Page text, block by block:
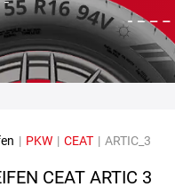
| PKW | CEAT | ARTIC_3
CEAT ARTIC 3